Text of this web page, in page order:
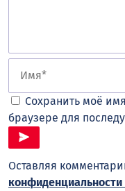
Сохранить моё
браузере для
Оставляя